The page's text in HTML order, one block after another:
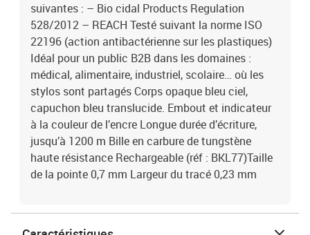
suivantes : – Bio cidal Products Regulation
528/2012 – REACH Testé suivant la norme ISO
22196 (action antibactérienne sur les plastiques)
Idéal pour un public B2B dans les domaines :
médical, alimentaire, industriel, scolaire… où les
stylos sont partagés Corps opaque bleu ciel,
capuchon bleu translucide. Embout et indicateur
à la couleur de l’encre Longue durée d’écriture,
jusqu’à 1200 m Bille en carbure de tungstène
haute résistance Rechargeable (réf : BKL77)Taille
de la pointe 0,7 mm Largeur du tracé 0,23 mm